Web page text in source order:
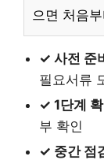
으면 처음
✓ 사전 준
필요서류
✓ 1단계
부 확인
✓ 중간 점